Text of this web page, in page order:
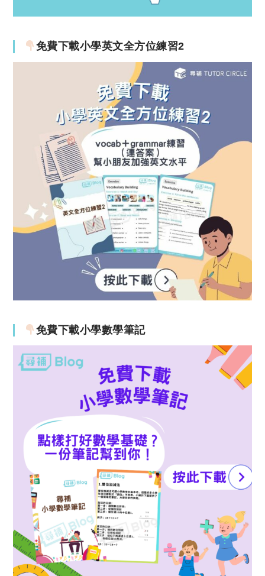
免費下載小學英文全方位練習2
免費下載小學數學筆記